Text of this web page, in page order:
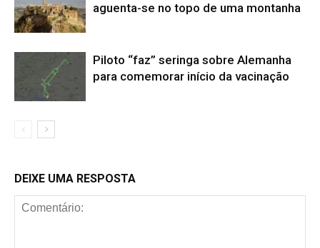
aguenta-se no topo de uma montanha
Piloto “faz” seringa sobre Alemanha
para comemorar início da vacinação
DEIXE UMA RESPOSTA